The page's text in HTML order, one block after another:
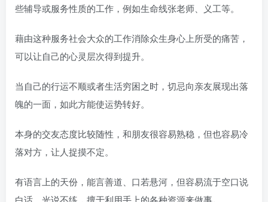
些辅导或服务性质的工作，例如生命线张老师、义工等。
藉由这种服务社会大众的工作消除众生身心上所受的痛苦，
可以让自己的心灵层次得到提升。
当自己的行运不顺或者生活穷困之时，切忌向亲友展现出落
魄的一面，如此方能使运势转好。
本身的交友态度比较随性，和朋友很容易熟稳，但也容易冷
落对方，让人捉摸不定。
有语言上的天份，能言善道、口若悬河，但容易流于空口说
白话、光说不练，擅于利用手上的各种资源来做事。